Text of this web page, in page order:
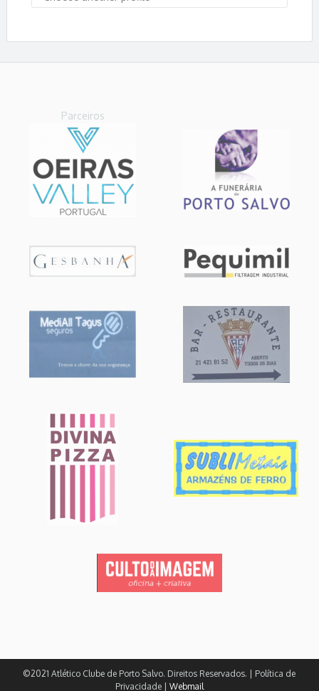
Parceiros
©2021 Atlético Clube de Porto Salvo. Direitos Reservados. | Política de
Privacidade | Webmail